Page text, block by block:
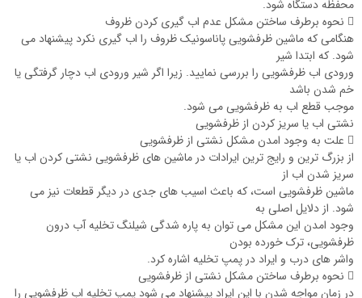
محفظه دستگاه شود.
 نحوه برطرف ساختن مشکل عدم اب گیری کردن ظروف
هنگامی که ماشین ظرفشویی پاناسونیک ظروف را اب گیری نکرد پیشنهاد می
شود. که ابتدا شیر
ورودی اب ظرفشویی را بررسی نمایید. زیرا اگر شیر ورودی اب دچار گرفتگی یا
خم شدن باشد
موجب قطع اب به ظرفشویی می شود.
نشتی اب یا سریز کردن از ظرفشویی
 علت به وجود امدن مشکل نشتی از ظرفشویی
از بزرگ ترین و رایج ترین ایرادات در ماشین های ظرفشویی نشتی کردن اب یا
سریز شدن اب از
ماشین ظرفشویی است، که باعث اسیب های جدی در دیگر قطعات نیز می
شود. از دلایل اصلی به
وجود امدن این مشکل می توان به پاره شدگی شیلنگ تخلیه آب درون
ظرفشویی، ترک خورده بودن
واشر های درب و ایراد در پمپ تخلیه اشاره کرد.
 نحوه برطرف ساختن مشکل نشتی از ظرفشویی
در زمان مواجه شدن با این ایراد پیشنهاد می شود پمپ تخلیه اب ظرفشویی را